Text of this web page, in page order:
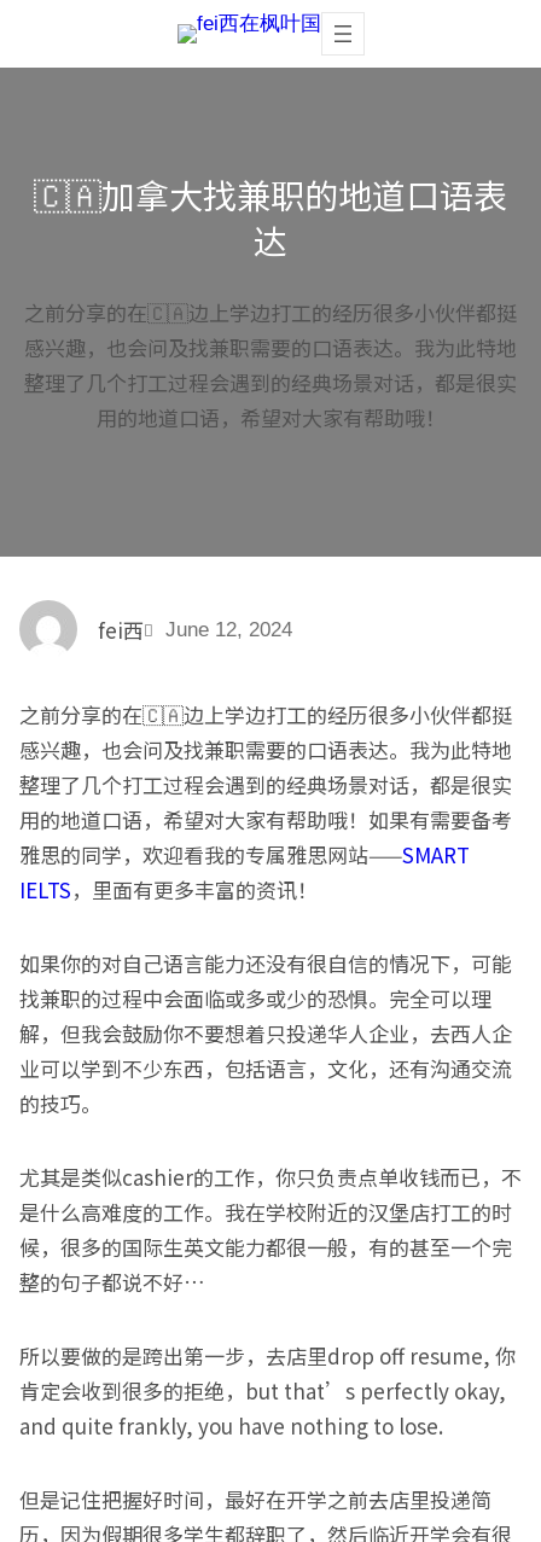
🇨🇦加拿大找兼职的地道口语表
达
之前分享的在🇨🇦边上学边打工的经历很多小伙伴都挺
感兴趣，也会问及找兼职需要的口语表达。我为此特地
整理了几个打工过程会遇到的经典场景对话，都是很实
用的地道口语，希望对大家有帮助哦！
fei西 June 12, 2024
之前分享的在🇨🇦边上学边打工的经历很多小伙伴都挺
感兴趣，也会问及找兼职需要的口语表达。我为此特地
整理了几个打工过程会遇到的经典场景对话，都是很实
用的地道口语，希望对大家有帮助哦！如果有需要备考
雅思的同学，欢迎看我的专属雅思网站——SMART
IELTS，里面有更多丰富的资讯！
如果你的对自己语言能力还没有很自信的情况下，可能
找兼职的过程中会面临或多或少的恐惧。完全可以理
解，但我会鼓励你不要想着只投递华人企业，去西人企
业可以学到不少东西，包括语言，文化，还有沟通交流
的技巧。
尤其是类似cashier的工作，你只负责点单收钱而已，不
是什么高难度的工作。我在学校附近的汉堡店打工的时
候，很多的国际生英文能力都很一般，有的甚至一个完
整的句子都说不好…
所以要做的是跨出第一步，去店里drop off resume, 你
肯定会收到很多的拒绝，but that’s perfectly okay,
and quite frankly, you have nothing to lose.
但是记住把握好时间，最好在开学之前去店里投递简
历，因为假期很多学生都辞职了，然后临近开学会有很